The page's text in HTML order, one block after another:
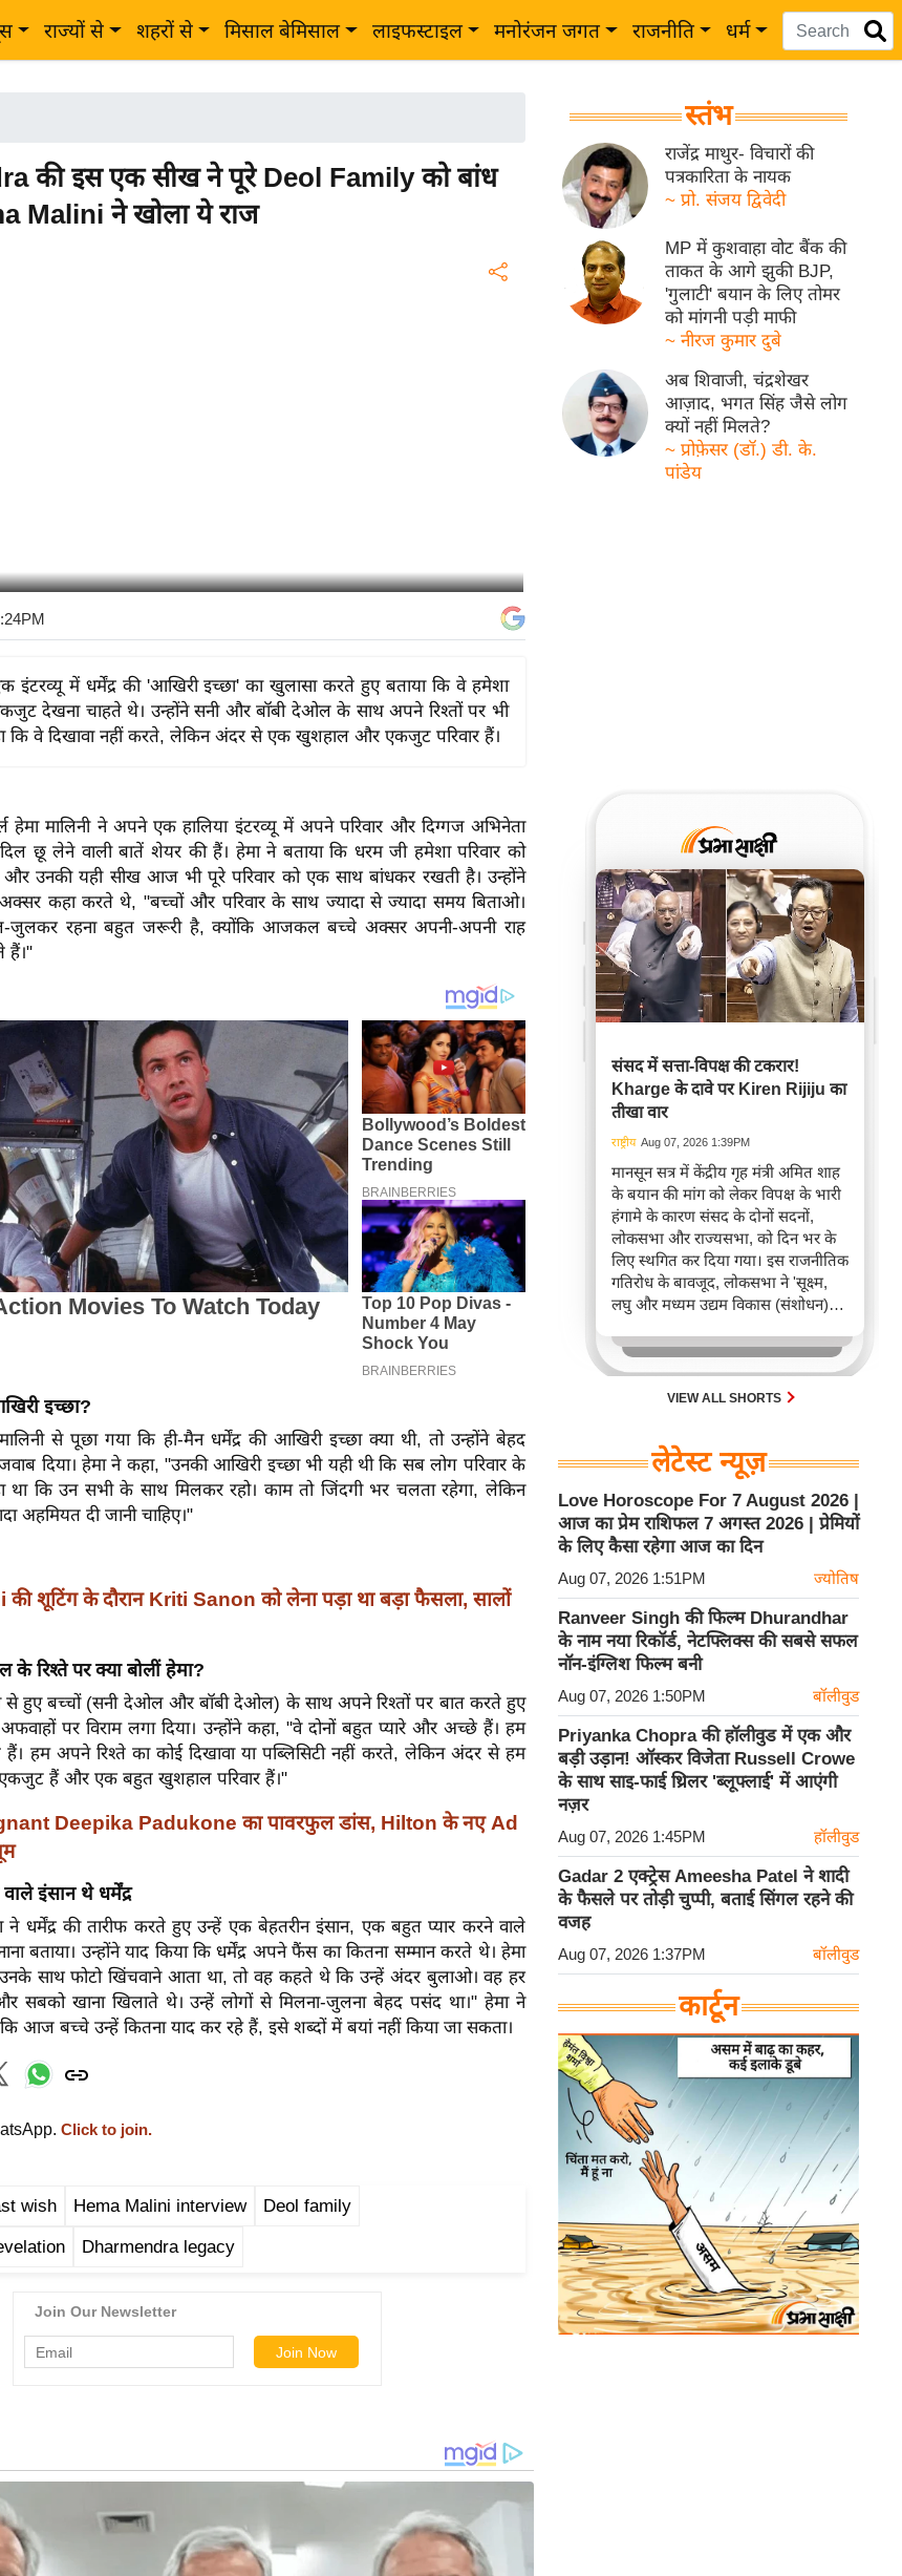
राज्यों से शहरों से मिसाल बेमिसाल लाइफस्टाइल मनोरंजन जगत राजनीति धर्म
की इस एक सीख ने पूरे Deol Family को बांध
Malini ने खोला ये राज
इंटरव्यू में धर्मेंद्र की 'आखिरी इच्छा' का खुलासा करते हुए बताया कि वे हमेशा
देखना चाहते थे। उन्होंने सनी और बॉबी देओल के साथ अपने रिश्तों पर भी
कि वे दिखावा नहीं करते, लेकिन अंदर से एक खुशहाल और एकजुट परिवार हैं।
हेमा मालिनी ने अपने एक हालिया इंटरव्यू में अपने परिवार और दिग्गज अभिनेता
छू लेने वाली बातें शेयर की हैं। हेमा ने बताया कि धरम जी हमेशा परिवार को
उनकी यही सीख आज भी पूरे परिवार को एक साथ बांधकर रखती है। उन्होंने
कहा करते थे, "बच्चों और परिवार के साथ ज्यादा से ज्यादा समय बिताओ।
रहना बहुत जरूरी है, क्योंकि आजकल बच्चे अक्सर अपनी-अपनी राह
हैं।"
इच्छा?
से पूछा गया कि ही-मैन धर्मेंद्र की आखिरी इच्छा क्या थी, तो उन्होंने बेहद
दिया। हेमा ने कहा, "उनकी आखिरी इच्छा भी यही थी कि सब लोग परिवार के
था कि उन सभी के साथ मिलकर रहो। काम तो जिंदगी भर चलता रहेगा, लेकिन
अहमियत दी जानी चाहिए।"
की शूटिंग के दौरान Kriti Sanon को लेना पड़ा था बड़ा फैसला, सालों
रिश्ते पर क्या बोलीं हेमा?
से हुए बच्चों (सनी देओल और बॉबी देओल) के साथ अपने रिश्तों पर बात करते हुए
पर विराम लगा दिया। उन्होंने कहा, "वे दोनों बहुत प्यारे और अच्छे हैं। हम
हम अपने रिश्ते का कोई दिखावा या पब्लिसिटी नहीं करते, लेकिन अंदर से हम
हैं और एक बहुत खुशहाल परिवार हैं।"
Deepika Padukone का पावरफुल डांस, Hilton के नए Ad
इंसान थे धर्मेंद्र
ने धर्मेंद्र की तारीफ करते हुए उन्हें एक बेहतरीन इंसान, एक बहुत प्यार करने वाले
बताया। उन्होंने याद किया कि धर्मेंद्र अपने फैंस का कितना सम्मान करते थे। हेमा
साथ फोटो खिंचवाने आता था, तो वह कहते थे कि उन्हें अंदर बुलाओ। वह हर
सबको खाना खिलाते थे। उन्हें लोगों से मिलना-जुलना बेहद पसंद था।" हेमा ने
आज बच्चे उन्हें कितना याद कर रहे हैं, इसे शब्दों में बयां नहीं किया जा सकता।
Click to join.
wish Hema Malini interview Deol family
Dharmendra legacy
स्तंभ
राजेंद्र माथुर- विचारों की
पत्रकारिता के नायक
~ प्रो. संजय द्विवेदी
MP में कुशवाहा वोट बैंक की
ताकत के आगे झुकी BJP,
'गुलाटी' बयान के लिए तोमर
को मांगनी पड़ी माफी
~ नीरज कुमार दुबे
अब शिवाजी, चंद्रशेखर
आज़ाद, भगत सिंह जैसे लोग
क्यों नहीं मिलते?
~ प्रोफ़ेसर (डॉ.) डी. के.
पांडेय
संसद में सत्ता-विपक्ष की टकरार!
Kharge के दावे पर Kiren Rijiju का
तीखा वार
राष्ट्रीय Aug 07, 2026 1:39PM
मानसून सत्र में केंद्रीय गृह मंत्री अमित शाह
के बयान की मांग को लेकर विपक्ष के भारी
हंगामे के कारण संसद के दोनों सदनों,
लोकसभा और राज्यसभा, को दिन भर के
लिए स्थगित कर दिया गया। इस राजनीतिक
गतिरोध के बावजूद, लोकसभा ने 'सूक्ष्म,
लघु और मध्यम उद्यम विकास (संशोधन)
उद्देश्य MSME क्षेत्र में पंजीकरण और
अनुपालन को सरल बनाना है।
VIEW ALL SHORTS
लेटेस्ट न्यूज़
Love Horoscope For 7 August 2026 |
आज का प्रेम राशिफल 7 अगस्त 2026 | प्रेमियों
के लिए कैसा रहेगा आज का दिन
Aug 07, 2026 1:51PM ज्योतिष
Ranveer Singh की फिल्म Dhurandhar
के नाम नया रिकॉर्ड, नेटफ्लिक्स की सबसे सफल
नॉन-इंग्लिश फिल्म बनी
Aug 07, 2026 1:50PM बॉलीवुड
Priyanka Chopra की हॉलीवुड में एक और
बड़ी उड़ान! ऑस्कर विजेता Russell Crowe
के साथ साइ-फाई थ्रिलर 'ब्लूफ्लाई' में आएंगी
नज़र
Aug 07, 2026 1:45PM हॉलीवुड
Gadar 2 एक्ट्रेस Ameesha Patel ने शादी
के फैसले पर तोड़ी चुप्पी, बताई सिंगल रहने की
वजह
Aug 07, 2026 1:37PM बॉलीवुड
कार्टून